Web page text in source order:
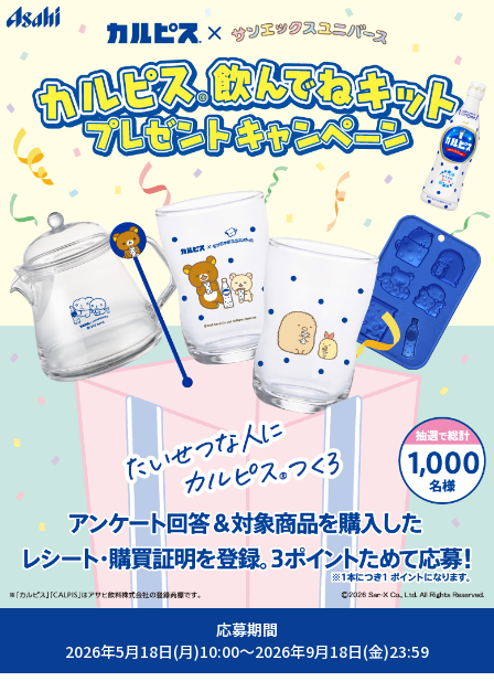
応募期間
2026年5月18日(月)10:00～2026年9月18日(金)23:59